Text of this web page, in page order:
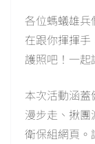
各位螞蟻雄兵
在跟你揮揮
護照吧！一
本次活動涵
漫步走、揪
衛保組網頁。